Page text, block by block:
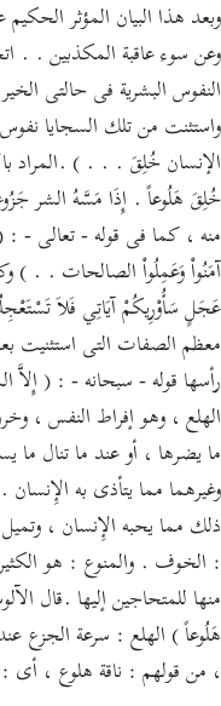
وبعد هذا البيان المؤثر
وعن سوء عاقبة المكذبين . .
النفوس البشرية فى حالتى
واستثنت من تلك السجايا
الإنسان خُلِقَ . . . ) .المراد
خُلِقَ هَلُوعاً . إِذَا مَسَّهُ الشر
منه ، كما فى قوله - تعالى -
آمَنُواْ وَعَمِلُواْ الصالحات . . )
عَجَلٍ سَأُوْرِيكُمْ آيَاتِي فَلاَ
معظم الصفات التى استثنيت
رأسها قوله - سبحانه - : ( إِلاَّ
الهلع ، وهو إفراط النفس ،
ما يضرها ، أو عند ما تنال ما
وغيرهما مما يتأذى به
ذلك مما يحبه الإِنسان ،
: الخوف . والمنوع : هو
منها للمتحاجين إليها .قال
هَلُوعاً ) الهلع : سرعة الجزع
، من قولهم : ناقة هلوع ، أى